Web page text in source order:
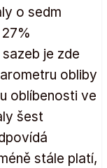
o sedm
je zde
obliby
oblíbenosti ve
šest
stále platí,